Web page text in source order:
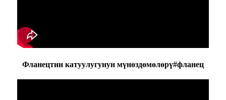
Фланецтин катуулугунун мүнөздөмөлөрү#фланец